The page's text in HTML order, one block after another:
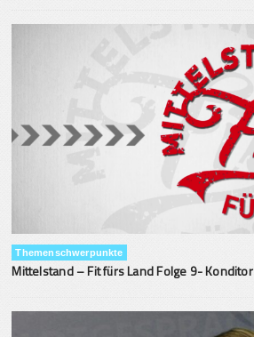
Themenschwerpunkte
Mittelstand – Fit fürs Land Folge 9- Konditor